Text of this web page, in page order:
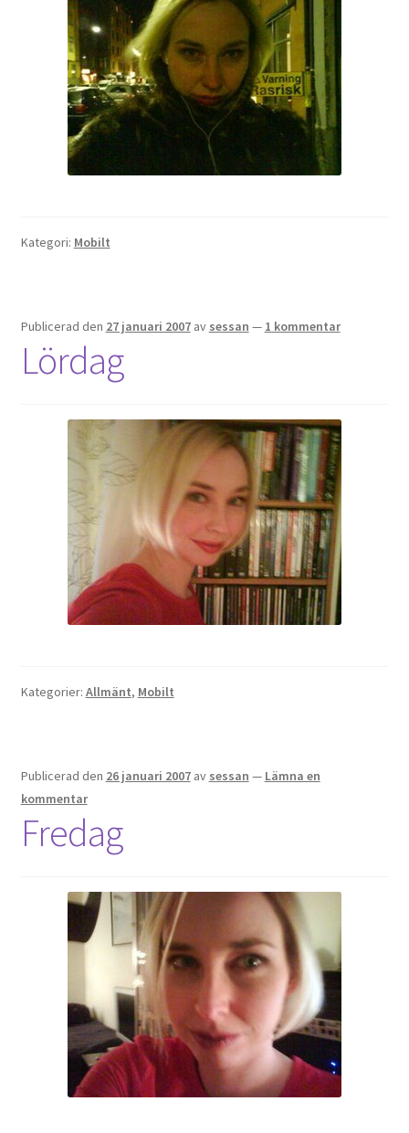
Kategori: Mobilt
Publicerad den 27 januari 2007 av sessan — 1 kommentar
Lördag
Kategorier: Allmänt, Mobilt
Publicerad den 26 januari 2007 av sessan — Lämna en
kommentar
Fredag